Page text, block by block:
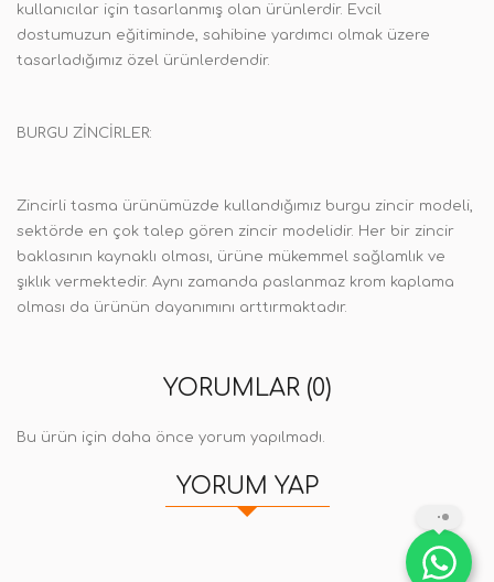
kullanıcılar için tasarlanmış olan ürünlerdir. Evcil
dostumuzun eğitiminde, sahibine yardımcı olmak üzere
tasarladığımız özel ürünlerdendir.
BURGU ZİNCİRLER:
Zincirli tasma ürünümüzde kullandığımız burgu zincir modeli,
sektörde en çok talep gören zincir modelidir. Her bir zincir
baklasının kaynaklı olması, ürüne mükemmel sağlamlık ve
şıklık vermektedir. Aynı zamanda paslanmaz krom kaplama
olması da ürünün dayanımını arttırmaktadır.
YORUMLAR (0)
Bu ürün için daha önce yorum yapılmadı.
YORUM YAP